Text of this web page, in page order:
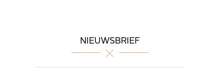
NIEUWSBRIEF